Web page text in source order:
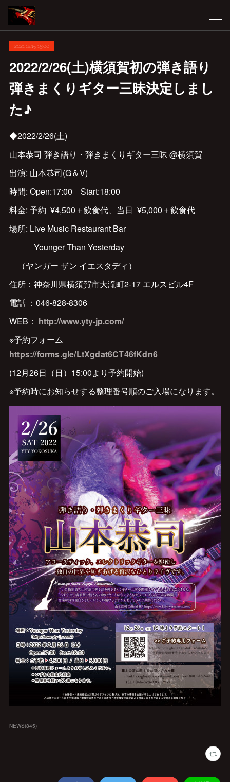
2021.12.15 15:00
2022/2/26(土)横須賀初の弾き語り
弾きまくりギター三昧決定しまし
た♪
◆2022/2/26(土)
山本恭司 弾き語り・弾きまくりギター三昧 @横須賀
出演: 山本恭司(G＆V)
時間: Open:17:00 Start:18:00
料金: 予約 ¥4,500＋飲食代、当日 ¥5,000＋飲食代
場所: Live Music Restaurant Bar
Younger Than Yesterday
（ヤンガー ザン イエスタディ）
住所：神奈川県横須賀市大滝町2-17 エルスビル4F
電話 ：046-828-8306
WEB： http://www.yty-jp.com/
※予約フォーム
https://forms.gle/LtXgdat6CT46fKdn6
(12月26日（日）15:00より予約開始)
※予約時にお知らせする整理番号順のご入場になります。
NEWS(845)